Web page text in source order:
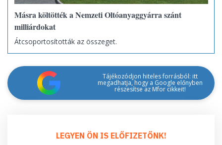
Másra költötték a Nemzeti Oltóanyaggyárra szánt
milliárdokat
Átcsoportosították az összeget.
Tájékozódjon hiteles forrásból: itt
megadhatja, hogy a Google előnyben
részesítse az Mfor cikkeit!
LEGYEN ÖN IS ELŐFIZETŐNK!